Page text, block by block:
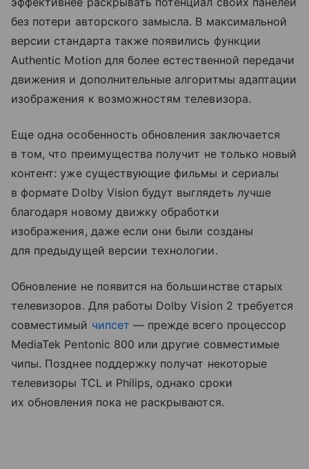
без потери авторского замысла. В максимальной
версии стандарта также появились функции
Authentic Motion для более естественной передачи
движения и дополнительные алгоритмы адаптации
изображения к возможностям телевизора.
Еще одна особенность обновления заключается
в том, что преимущества получит не только новый
контент: уже существующие фильмы и сериалы
в формате Dolby Vision будут выглядеть лучше
благодаря новому движку обработки
изображения, даже если они были созданы
для предыдущей версии технологии.
Обновление не появится на большинстве старых
телевизоров. Для работы Dolby Vision 2 требуется
совместимый чипсет — прежде всего процессор
MediaTek Pentonic 800 или другие совместимые
чипы. Позднее поддержку получат некоторые
телевизоры TCL и Philips, однако сроки
их обновления пока не раскрываются.